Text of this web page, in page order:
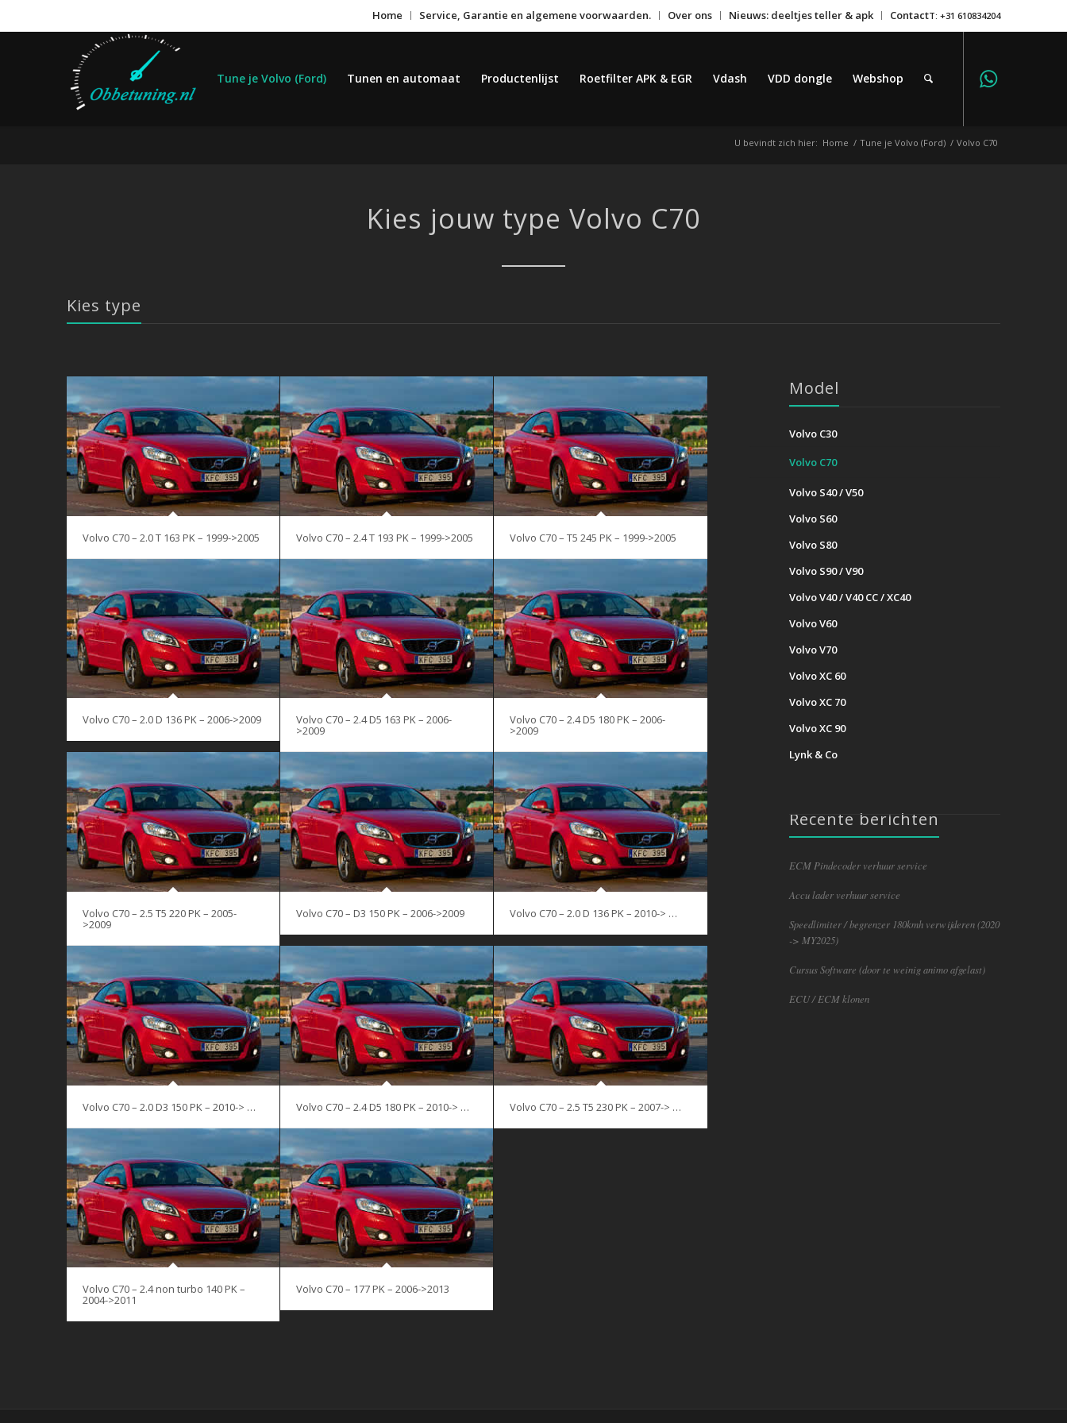
Home Service, Garantie en algemene voorwaarden. Over ons Nieuws: deeltjes teller & apk ContactT: +31 610834204
Tune je Volvo (Ford) Tunen en automaat Productenlijst Roetfilter APK & EGR Vdash VDD dongle Webshop
U bevindt zich hier: Home / Tune je Volvo (Ford) / Volvo C70
Kies jouw type Volvo C70
Kies type
Volvo C70 – 2.0 T 163 PK – 1999->2005 Volvo C70 – 2.4 T 193 PK – 1999->2005 Volvo C70 – T5 245 PK – 1999->2005
Volvo C70 – 2.0 D 136 PK – 2006->2009 Volvo C70 – 2.4 D5 163 PK – 2006-
>2009
Volvo C70 – 2.4 D5 180 PK – 2006-
>2009
Volvo C70 – 2.5 T5 220 PK – 2005-
>2009
Volvo C70 – D3 150 PK – 2006->2009 Volvo C70 – 2.0 D 136 PK – 2010-> …
Volvo C70 – 2.0 D3 150 PK – 2010-> … Volvo C70 – 2.4 D5 180 PK – 2010-> … Volvo C70 – 2.5 T5 230 PK – 2007-> …
Volvo C70 – 2.4 non turbo 140 PK –
2004->2011
Volvo C70 – 177 PK – 2006->2013
Model
Volvo C30
Volvo C70
Volvo S40 / V50
Volvo S60
Volvo S80
Volvo S90 / V90
Volvo V40 / V40 CC / XC40
Volvo V60
Volvo V70
Volvo XC 60
Volvo XC 70
Volvo XC 90
Lynk & Co
Recente berichten
ECM Pindecoder verhuur service
Accu lader verhuur service
Speedlimiter / begrenzer 180kmh verwijderen (2020
-> MY2025)
Cursus Software (door te weinig animo afgelast)
ECU / ECM klonen